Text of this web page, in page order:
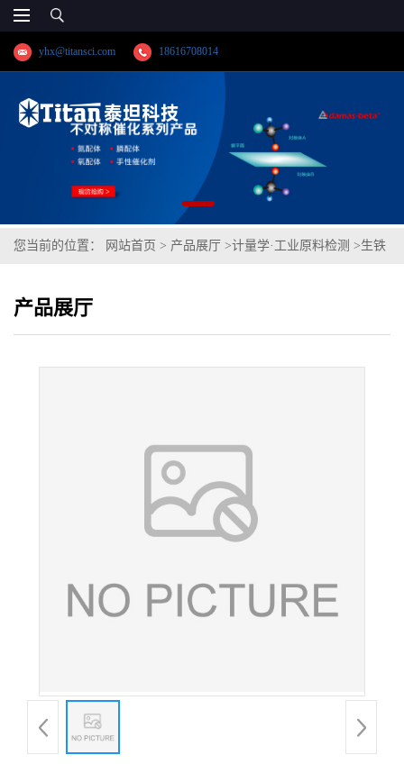
yhx@titansci.com 18616708014
您当前的位置： 网站首页 > 产品展厅 >计量学·工业原料检测 >生铁
产品展厅